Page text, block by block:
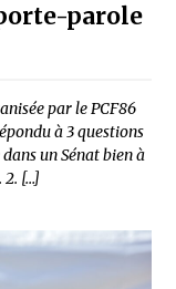
parole
par le PCF86
à 3 questions
un Sénat bien à
2. […]